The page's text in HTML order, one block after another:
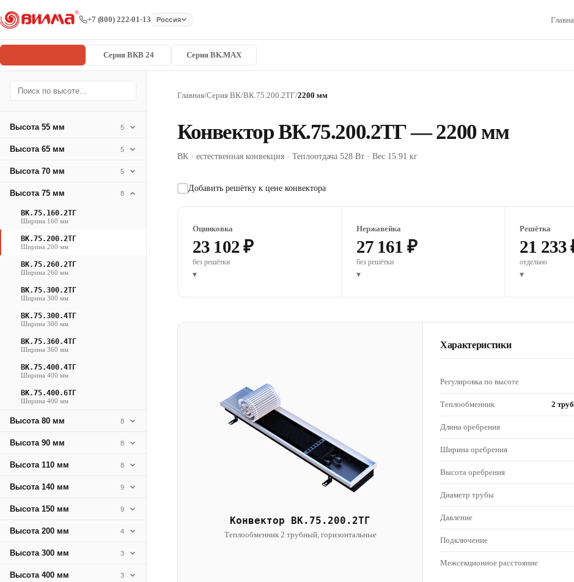
+7 (800) 222-01-13 Россия
Серия ВКВ 24 Серия ВК.MAX
Высота 55 мм 5
Высота 65 мм 5
Высота 70 мм 5
Высота 75 мм 8
ВК.75.160.2ТГ
Ширина 160 мм
ВК.75.200.2ТГ
Ширина 200 мм
ВК.75.260.2ТГ
Ширина 260 мм
ВК.75.300.2ТГ
Ширина 300 мм
ВК.75.300.4ТГ
Ширина 300 мм
ВК.75.360.4ТГ
Ширина 360 мм
ВК.75.400.4ТГ
Ширина 400 мм
ВК.75.400.6ТГ
Ширина 400 мм
Высота 80 мм 8
Высота 90 мм 8
Высота 110 мм 8
Высота 140 мм 9
Высота 150 мм 9
Высота 200 мм 4
Высота 300 мм 3
Высота 400 мм 3
Главная/Серия ВК/ВК.75.200.2ТГ/2200 мм
Конвектор ВК.75.200.2ТГ — 2200 мм
ВК · естественная конвекция · Теплоотдача 528 Вт · Вес 15.91 кг
Добавить решётку к цене конвектора
Оцинковка
23 102 ₽
без решётки
▾
Нержавейка
27 161 ₽
без решётки
▾
Решётка
21 233
отдельно
▾
Конвектор ВК.75.200.2ТГ
Теплообменник 2 трубный, горизонтальные
Характеристики
Регулировка по высоте
Теплообменник 2
Длина оребрения
Ширина оребрения
Высота оребрения
Диаметр трубы
Давление
Подключение
Межсекционное расстояние